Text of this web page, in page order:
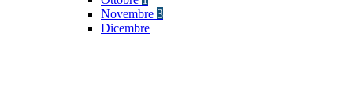
Novembre 3
Dicembre